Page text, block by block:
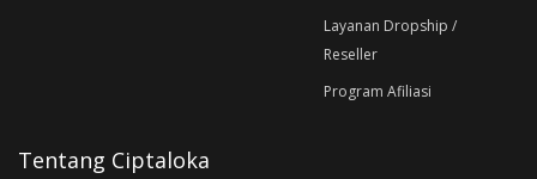
Layanan Dropship /
Reseller
Program Afiliasi
Tentang Ciptaloka